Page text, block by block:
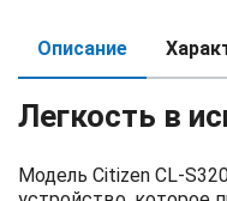
Описание
Легкость в
Модель Citizen CL-